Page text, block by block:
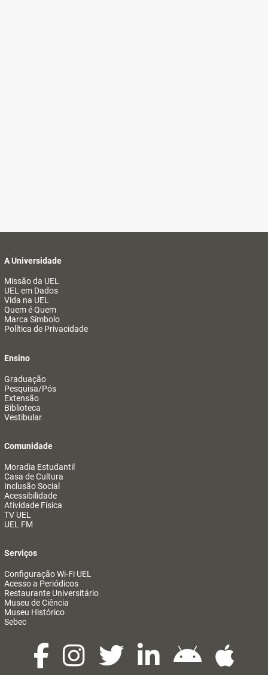
A Universidade
Missão da UEL
UEL em Dados
Vida na UEL
Quem é Quem
Marca Símbolo
Política de Privacidade
Ensino
Graduação
Pesquisa/Pós
Extensão
Biblioteca
Vestibular
Comunidade
Moradia Estudantil
Casa de Cultura
Inclusão Social
Acessibilidade
Atividade Física
TV UEL
UEL FM
Serviços
Configuração Wi-Fi UEL
Acesso a Periódicos
Restaurante Universitário
Museu de Ciência
Museu Histórico
Sebec